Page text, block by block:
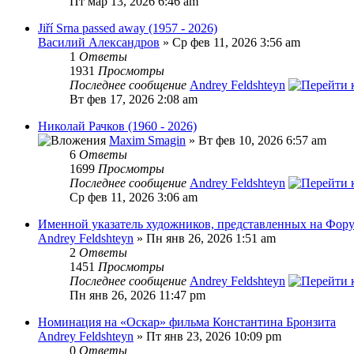
Jiří Srna passed away (1957 - 2026)
Василий Александров » Ср фев 11, 2026 3:56 am
1 Ответы
1931 Просмотры
Последнее сообщение Andrey Feldshteyn
Вт фев 17, 2026 2:08 am
Николай Рачков (1960 - 2026)
Maxim Smagin » Вт фев 10, 2026 6:57 am
6 Ответы
1699 Просмотры
Последнее сообщение Andrey Feldshteyn
Ср фев 11, 2026 3:06 am
Именной указатель художников, представленных на
Andrey Feldshteyn » Пн янв 26, 2026 1:51 am
2 Ответы
1451 Просмотры
Последнее сообщение Andrey Feldshteyn
Пн янв 26, 2026 11:47 pm
Номинация на «Оскар» фильма Константина Бронзита
Andrey Feldshteyn » Пт янв 23, 2026 10:09 pm
0 Ответы